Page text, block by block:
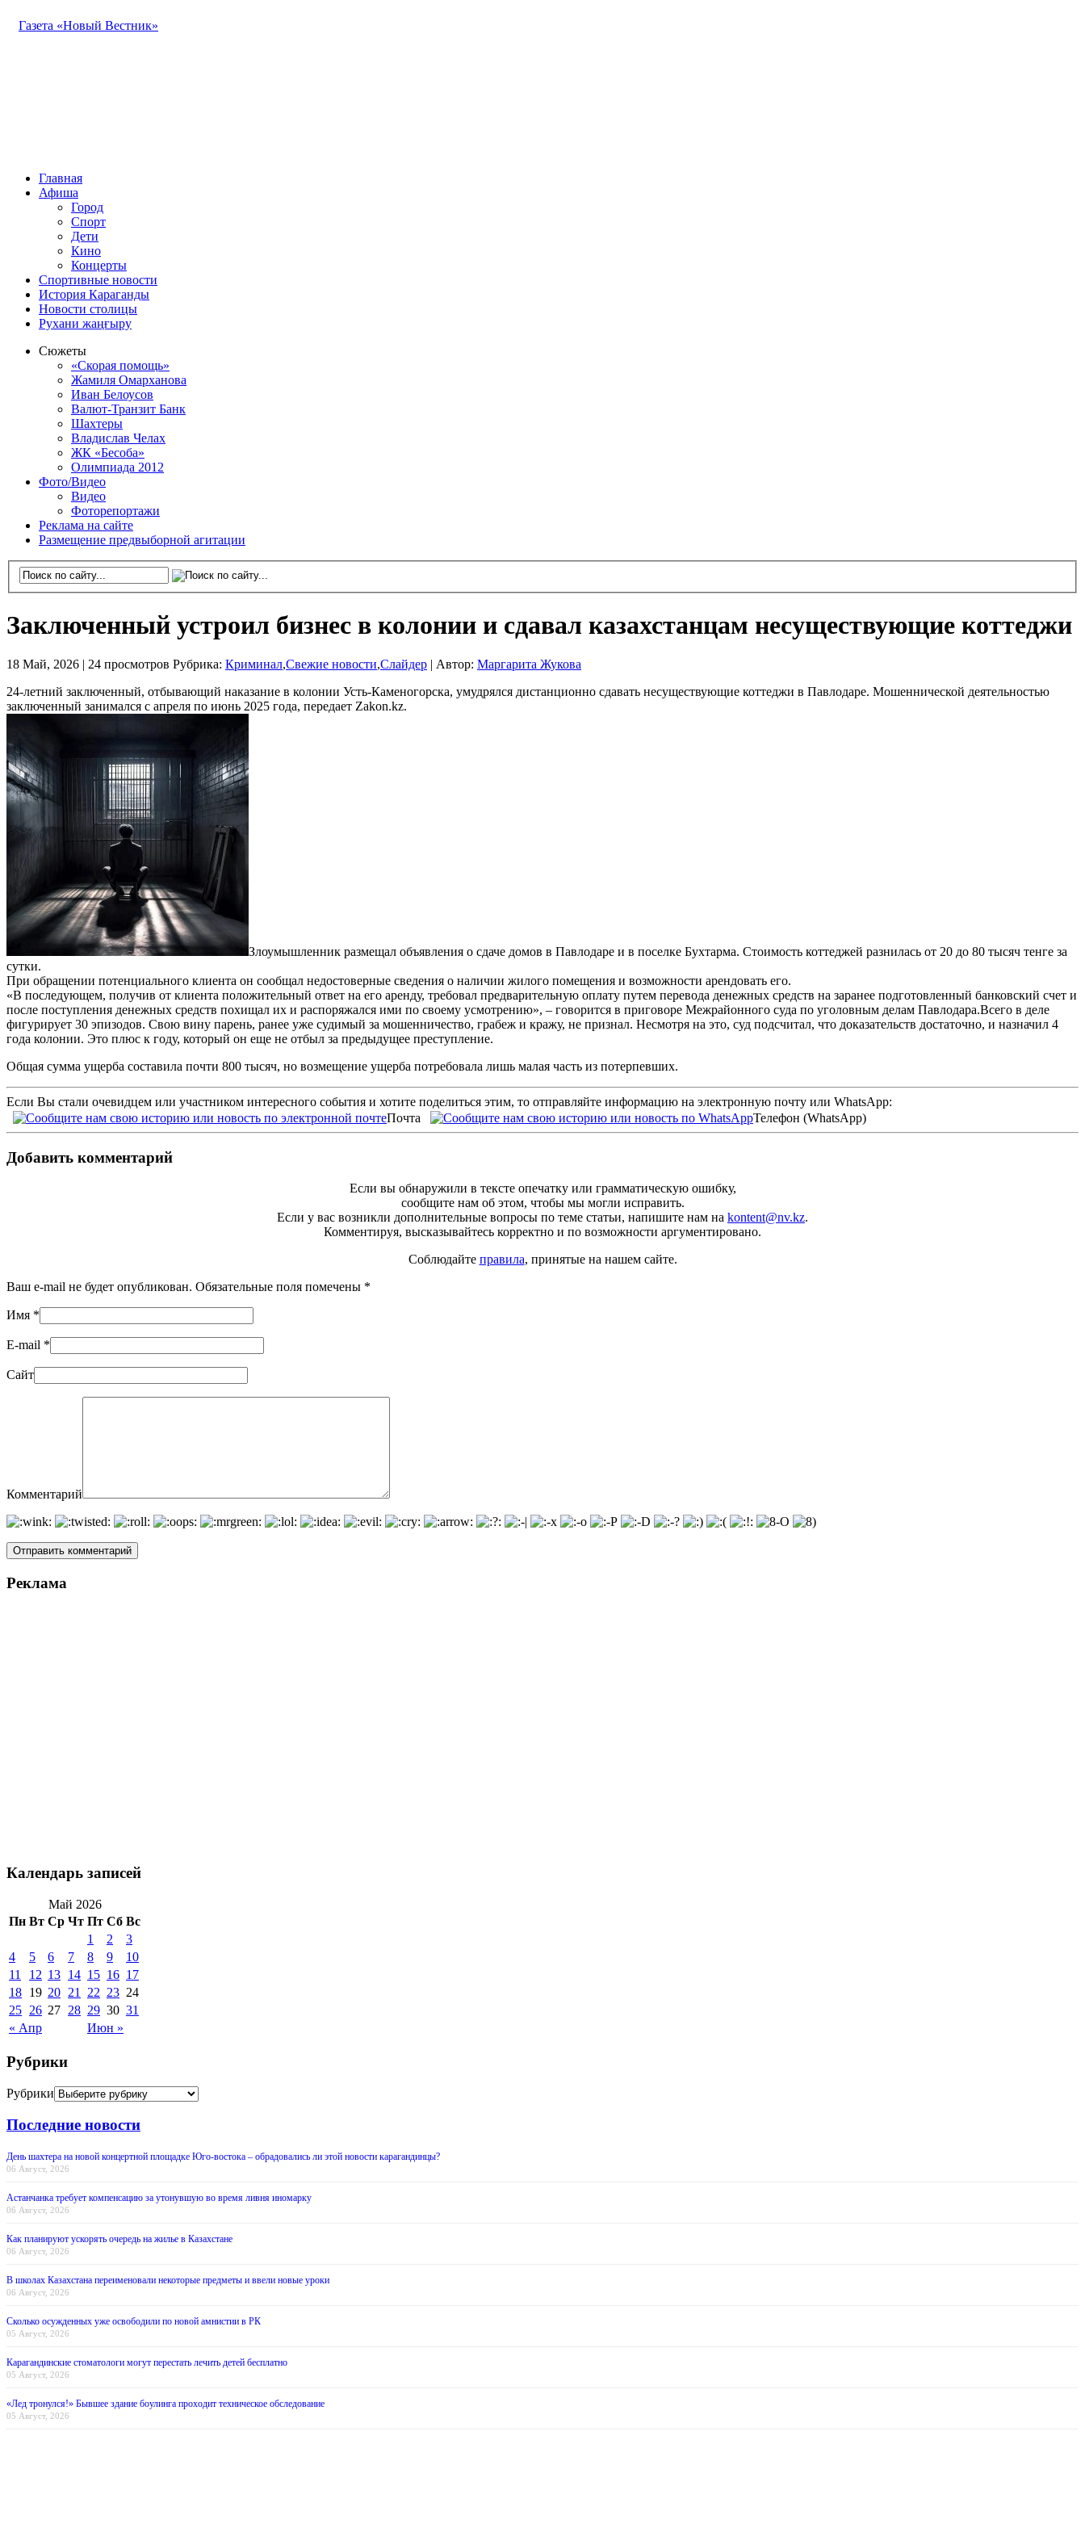
Газета «Новый Вестник»
Главная
Афиша
Город
Спорт
Дети
Кино
Концерты
Спортивные новости
История Караганды
Новости столицы
Рухани жаңғыру
Сюжеты
«Скорая помощь»
Жамиля Омарханова
Иван Белоусов
Валют-Транзит Банк
Шахтеры
Владислав Челах
ЖК «Бесоба»
Олимпиада 2012
Фото/Видео
Видео
Фоторепортажи
Реклама на сайте
Размещение предвыборной агитации
Заключенный устроил бизнес в колонии и сдавал казахстанцам несуществующие коттеджи
18 Май, 2026 | 24 просмотров Рубрика: Криминал,Свежие новости,Слайдер Автор: Маргарита Жукова
24-летний заключенный, отбывающий наказание в колонии Усть-Каменогорска, умудрялся дистанционно сдавать несуществующие коттеджи в Павлодаре. Мошеннической деятельностью
заключенный занимался с апреля по июнь 2025 года, передает Zakon.kz.
Злоумышленник размещал объявления о сдаче домов в Павлодаре и в поселке Бухтарма. Стоимость коттеджей разнилась от 20 до 80 тысяч тенге за
сутки.
При обращении потенциального клиента он сообщал недостоверные сведения о наличии жилого помещения и возможности арендовать его.
«В последующем, получив от клиента положительный ответ на его аренду, требовал предварительную оплату путем перевода денежных средств на заранее подготовленный банковский счет и
после поступления денежных средств похищал их и распоряжался ими по своему усмотрению», – говорится в приговоре Межрайонного суда по уголовным делам Павлодара.Всего в деле
фигурирует 30 эпизодов. Свою вину парень, ранее уже судимый за мошенничество, грабеж и кражу, не признал. Несмотря на это, суд подсчитал, что доказательств достаточно, и назначил 4
года колонии. Это плюс к году, который он еще не отбыл за предыдущее преступление.
Общая сумма ущерба составила почти 800 тысяч, но возмещение ущерба потребовала лишь малая часть из потерпевших.
Если Вы стали очевидцем или участником интересного события и хотите поделиться этим, то отправляйте информацию на электронную почту или WhatsApp:
Почта
Телефон (WhatsApp)
Добавить комментарий
Если вы обнаружили в тексте опечатку или грамматическую ошибку,
сообщите нам об этом, чтобы мы могли исправить.
Если у вас возникли дополнительные вопросы по теме статьи, напишите нам на kontent@nv.kz.
Комментируя, высказывайтесь корректно и по возможности аргументировано.
Соблюдайте правила, принятые на нашем сайте.
Ваш e-mail не будет опубликован. Обязательные поля помечены *
Имя *
E-mail *
Сайт
Комментарий
Реклама
Календарь записей
Май 2026
Пн Вт Ср Чт Пт Сб Вс
« Апр Июн »
1 2
3
4
5 6 7 8 9
10
11
12 13 14 15 16 17
18 19 20 21 22 23 24
25 26 27 28 29 30 31
Рубрики
Рубрики
Последние новости
День шахтера на новой концертной площадке Юго-востока – обрадовались ли этой новости карагандинцы?
06 Август, 2026
Астанчанка требует компенсацию за утонувшую во время ливня иномарку
06 Август, 2026
Как планируют ускорять очередь на жилье в Казахстане
06 Август, 2026
В школах Казахстана переименовали некоторые предметы и ввели новые уроки
06 Август, 2026
Сколько осужденных уже освободили по новой амнистии в РК
05 Август, 2026
Карагандинские стоматологи могут перестать лечить детей бесплатно
05 Август, 2026
«Лед тронулся!» Бывшее здание боулинга проходит техническое обследование
05 Август, 2026